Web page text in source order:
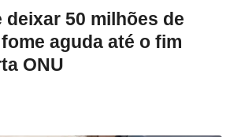
deixar 50 milhões de
aguda até o fim
ONU